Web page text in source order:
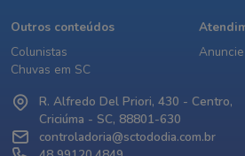
Outros conteúdos
Colunistas
Chuvas em SC
Anuncie
R. Alfredo Del Priori, 430 - Centro,
Criciúma - SC, 88801-630
controladoria@sctododia.com.br